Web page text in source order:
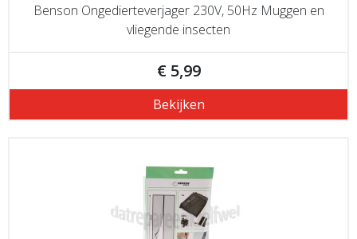
Benson Ongedierteverjager 230V, 50Hz Muggen en
vliegende insecten
€ 5,99
Bekijken